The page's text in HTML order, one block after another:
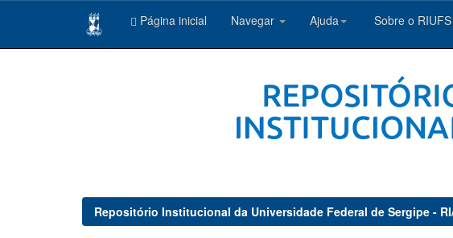
Página inicial Navegar Ajuda Sobre o RIUFS
Repositório Institucional da Universidade Federal de Sergipe -